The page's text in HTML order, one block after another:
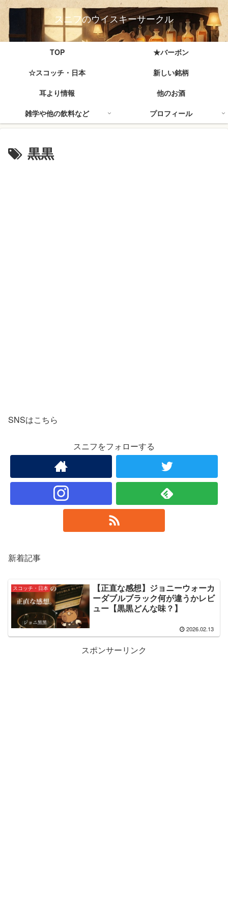
スニフのウイスキーサークル
TOP
★バーボン
☆スコッチ・日本
新しい銘柄
耳より情報
他のお酒
雑学や他の飲料など
プロフィール
黒黒
SNSはこちら
スニフをフォローする
新着記事
スコッチ・日本
【正直な感想】ジョニーウォーカ
ーダブルブラック何が違うかレビ
ュー【黒黒どんな味？】
2026.02.13
スポンサーリンク